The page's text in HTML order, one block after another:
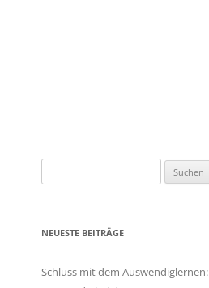
nach:
NEUESTE BEITRÄGE
Schluss mit dem Auswendiglernen: